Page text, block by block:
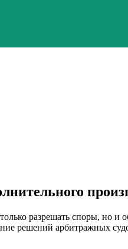
разрешать споры, но и
решений арбитражных